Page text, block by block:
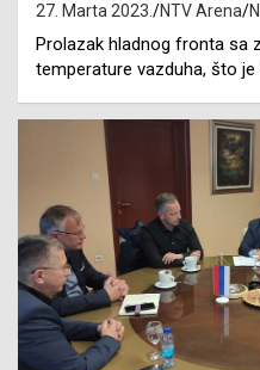
27. Marta 2023. NTV Arena
Prolazak hladnog fronta sa
temperature vazduha, što